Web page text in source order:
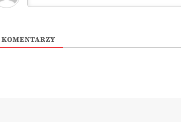
KOMENTARZY